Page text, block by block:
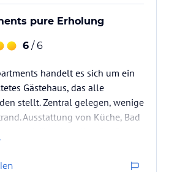
pure Erholung
6 / 6
handelt es sich um ein
Gästehaus, das alle
stellt. Zentral gelegen, wenige
Ausstattung von Küche, Bad
den Besitzer. Auf der Suche
waren wir dort gut aufgehoben.